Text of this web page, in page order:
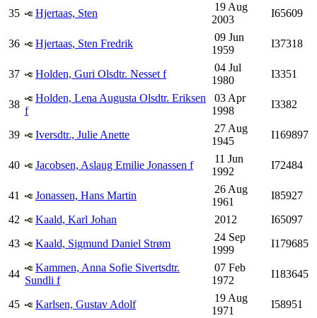
35 Hjertaas, Sten
19 Aug
2003
I65609
36 Hjertaas, Sten Fredrik
09 Jun
1959
I37318
37 Holden, Guri Olsdtr. Nesset f
04 Jul
1980
I3351
38
Holden, Lena Augusta Olsdtr. Eriksen
f
03 Apr
1998
I3382
39 Iversdtr., Julie Anette
27 Aug
1945
I169897
40 Jacobsen, Aslaug Emilie Jonassen f
11 Jun
1992
I72484
41 Jonassen, Hans Martin
26 Aug
1961
I85927
42
Kaald, Karl Johan 2012
I65097
43
Kaald, Sigmund Daniel Strøm
24 Sep
1999
I179685
44
Kammen, Anna Sofie Sivertsdtr.
Sundli f
07 Feb
1972
I183645
45 Karlsen, Gustav Adolf
19 Aug
1971
I58951